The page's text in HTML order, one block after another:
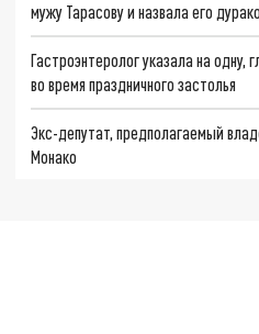
мужу Тарасову и назвала его
Гастроэнтеролог указала на
во время праздничного застолья
Экс-депутат, предполагаемый
Монако